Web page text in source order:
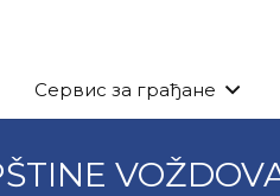
Сервис за грађане